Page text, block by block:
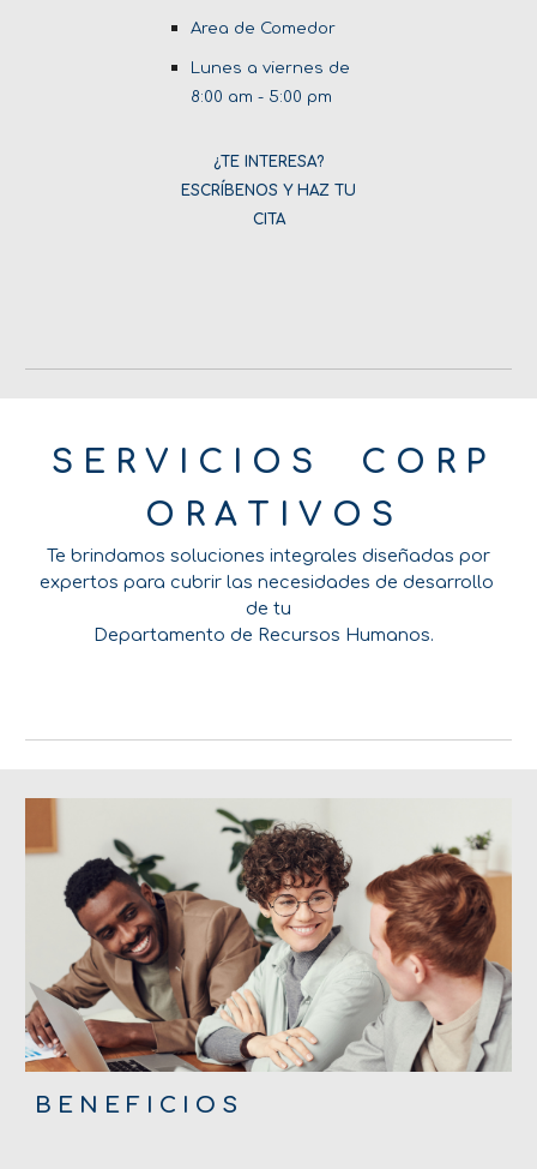
Area de Comedor
Lunes a viernes de
8:00 am - 5:00 pm
¿TE INTERESA?
ESCRÍBENOS Y HAZ TU
CITA
S E R V I C I O S C O R P
O R A T I V O S
Te brindamos soluciones integrales diseñadas por
expertos para cubrir las necesidades de desarrollo
de tu
Departamento de Recursos Humanos.
B E N E F I C I O S